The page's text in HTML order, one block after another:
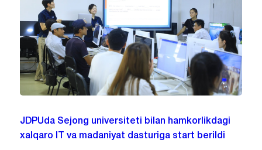
JDPUda Sejong universiteti bilan hamkorlikdagi
xalqaro IT va madaniyat dasturiga start berildi